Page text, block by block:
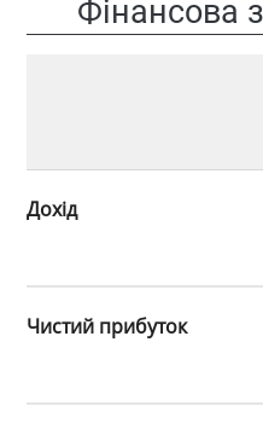
Фінансова
Дохід
Чистий прибуток